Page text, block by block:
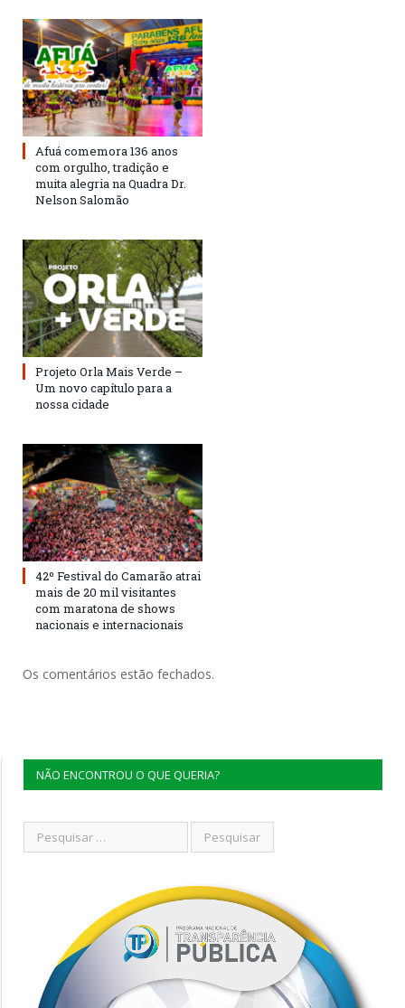
Afuá comemora 136 anos
com orgulho, tradição e
muita alegria na Quadra Dr.
Nelson Salomão
Projeto Orla Mais Verde –
Um novo capítulo para a
nossa cidade
42º Festival do Camarão atrai
mais de 20 mil visitantes
com maratona de shows
nacionais e internacionais
Os comentários estão fechados.
NÃO ENCONTROU O QUE QUERIA?